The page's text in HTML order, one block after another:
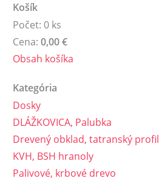
Košík
Počet: 0 ks
Cena: 0,00 €
Obsah košíka
Kategória
Dosky
DLÁŽKOVICA, Palubka
Drevený obklad, tatranský profil
KVH, BSH hranoly
Palivové, krbové drevo